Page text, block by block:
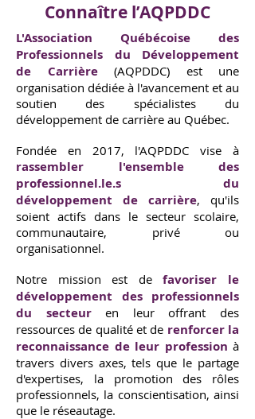
Connaître l’AQPDDC
L'Association Québécoise des
Professionnels du Développement
de Carrière(AQPDDC) est une
organisation dédiée à l'avancement et au
soutien des spécialistes du
développement de carrière au Québec.
Fondée en 2017, l'AQPDDC vise à
rassembler l'ensemble des
professionnel.le.s du
développement de carrière, qu'ils
soient actifs dans le secteur scolaire,
communautaire, privé ou
organisationnel.
Notre mission est defavoriser le
développement des professionnels
du secteuren leur offrant des
ressources de qualité et de renforcer la
reconnaissance de leur profession à
travers divers axes, tels que le partage
d'expertises, la promotion des rôles
professionnels, la conscientisation, ainsi
que le réseautage.